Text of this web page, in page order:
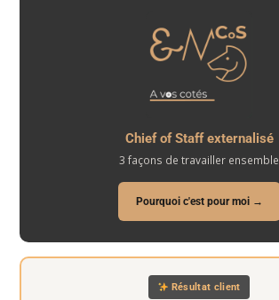
Chief of Staff externalisé
3 façons de travailler ensemble
Pourquoi c'est pour moi →
Résultat client